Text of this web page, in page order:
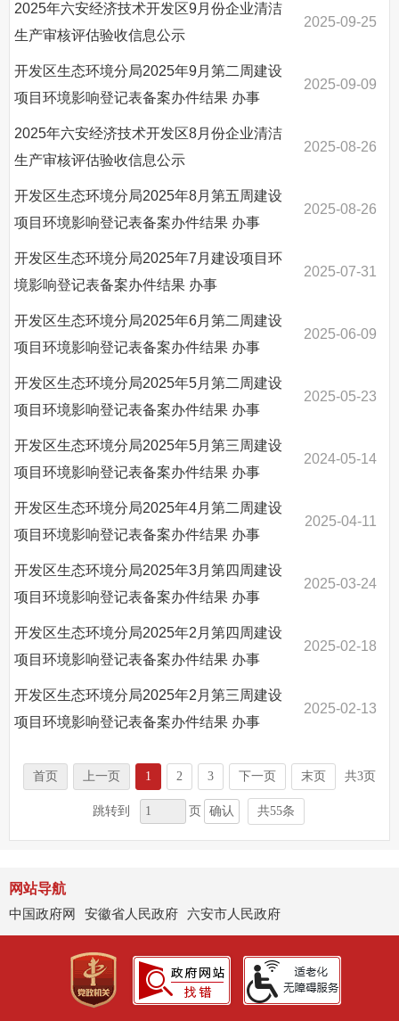
2025年六安经济技术开发区9月份企业清洁
生产审核评估验收信息公示
2025-09-25
开发区生态环境分局2025年9月第二周建设
项目环境影响登记表备案办件结果 办事
2025-09-09
2025年六安经济技术开发区8月份企业清洁
生产审核评估验收信息公示
2025-08-26
开发区生态环境分局2025年8月第五周建设
项目环境影响登记表备案办件结果 办事
2025-08-26
开发区生态环境分局2025年7月建设项目环
境影响登记表备案办件结果 办事
2025-07-31
开发区生态环境分局2025年6月第二周建设
项目环境影响登记表备案办件结果 办事
2025-06-09
开发区生态环境分局2025年5月第二周建设
项目环境影响登记表备案办件结果 办事
2025-05-23
开发区生态环境分局2025年5月第三周建设
项目环境影响登记表备案办件结果 办事
2024-05-14
开发区生态环境分局2025年4月第二周建设
项目环境影响登记表备案办件结果 办事
2025-04-11
开发区生态环境分局2025年3月第四周建设
项目环境影响登记表备案办件结果 办事
2025-03-24
开发区生态环境分局2025年2月第四周建设
项目环境影响登记表备案办件结果 办事
2025-02-18
开发区生态环境分局2025年2月第三周建设
项目环境影响登记表备案办件结果 办事
2025-02-13
首页 上一页 1 2 3 下一页 末页 共3页
跳转到 页 确认 共55条
网站导航
中国政府网
安徽省人民政府 六安市人民政府